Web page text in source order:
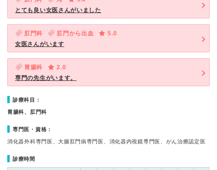
とても良い女医さんがいました
肛門科 肛門から出血
5.0
女医さんがいます
胃腸科
2.0
専門の先生がいます。
診療科目：
胃腸科、肛門科
専門医・資格：
消化器外科専門医、大腸肛門病専門医、消化器内視鏡専門医、がん治療認定医
診療時間